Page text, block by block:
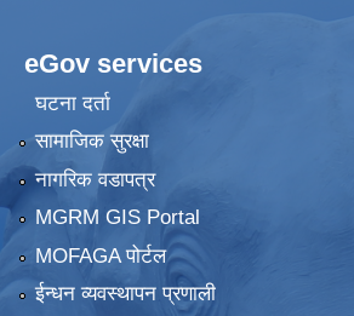
eGov services
घटना दर्ता
सामाजिक सुरक्षा
नागरिक वडापत्र
MGRM GIS Portal
MOFAGA पोर्टल
ईन्धन व्यवस्थापन प्रणाली